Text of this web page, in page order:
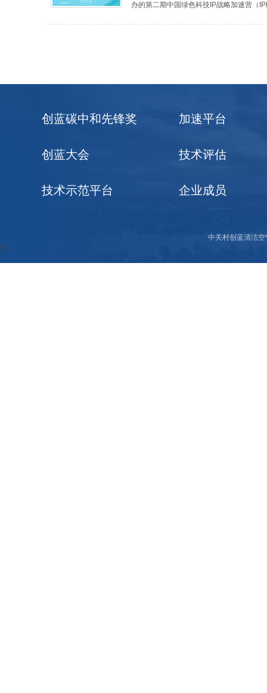
办的第二期中国绿色科技IP战略加速营（
创蓝碳中和先锋奖
创蓝大会
技术示范平台
加速平台
技术评估
企业成员
中关村创蓝清洁
'); }